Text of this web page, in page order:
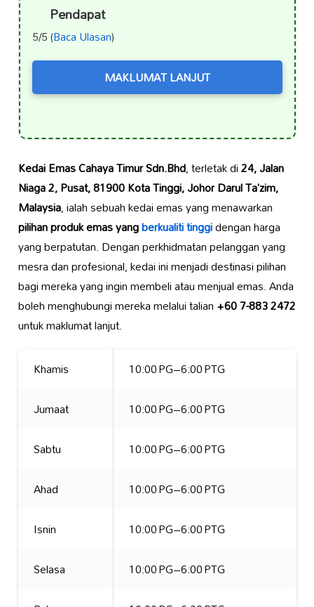
Pendapat
5/5 (Baca Ulasan)
MAKLUMAT LANJUT
Kedai Emas Cahaya Timur Sdn.Bhd, terletak di24, Jalan
Niaga 2, Pusat, 81900 Kota Tinggi, Johor Darul Ta’zim,
Malaysia, ialah sebuah kedai emas yang menawarkan
pilihan produk emas yangberkualiti tinggidengan harga
yang berpatutan. Dengan perkhidmatan pelanggan yang
mesra dan profesional, kedai ini menjadi destinasi pilihan
bagi mereka yang ingin membeli atau menjual emas. Anda
boleh menghubungi mereka melalui talian+60 7-883 2472
untuk maklumat lanjut.
Khamis
10:00 PG–6:00 PTG
Jumaat
10:00 PG–6:00 PTG
Sabtu
10:00 PG–6:00 PTG
Ahad
10:00 PG–6:00 PTG
Isnin
10:00 PG–6:00 PTG
Selasa
10:00 PG–6:00 PTG